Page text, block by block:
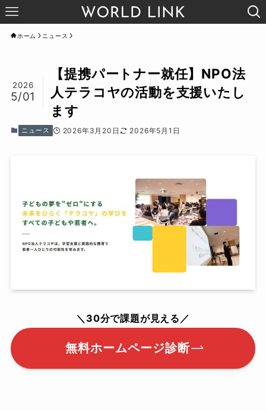
ホーム ニュース
【提携パートナー就任】NPO法
人テラコヤの活動を支援いたし
ます
2026
5/01
ニュース 2026年3月20日 2026年5月1日
＼30分で課題が見える／
無料ホームページ診断